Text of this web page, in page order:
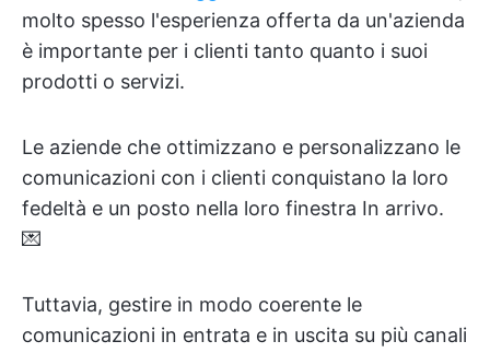
molto spesso l'esperienza offerta da un'azienda
è importante per i clienti tanto quanto i suoi
prodotti o servizi.
Le aziende che ottimizzano e personalizzano le
comunicazioni con i clienti conquistano la loro
fedeltà e un posto nella loro finestra In arrivo.
💌
Tuttavia, gestire in modo coerente le
comunicazioni in entrata e in uscita su più canali